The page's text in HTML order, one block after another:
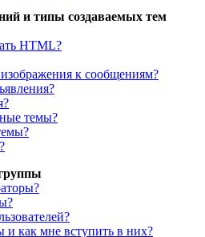
и типы создаваемых тем
HTML?
к сообщениям?
темы?
и как мне вступить в них?